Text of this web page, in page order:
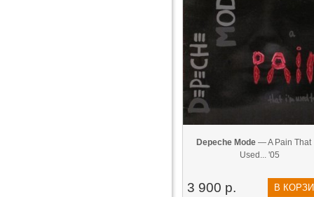
Depeche Mode— A Pain That
Used... '05
3 900 р. В